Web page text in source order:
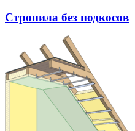
Стропила без подкосов